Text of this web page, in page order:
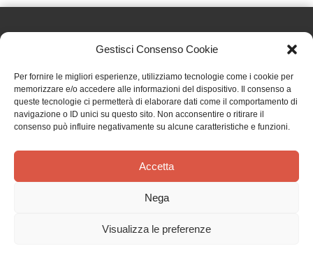
Gestisci Consenso Cookie
Per fornire le migliori esperienze, utilizziamo tecnologie come i cookie per
memorizzare e/o accedere alle informazioni del dispositivo. Il consenso a
queste tecnologie ci permetterà di elaborare dati come il comportamento di
navigazione o ID unici su questo sito. Non acconsentire o ritirare il
consenso può influire negativamente su alcune caratteristiche e funzioni.
Accetta
Nega
Visualizza le preferenze
Effatà Editrice di Pellegrino Paolo SAS
C.F. e P.IVA 09655250018
Via Tre Denti, 1 - 10060 Cantalupa (TO)
Telefono: (+39) 0121 353452 - Fax: (+39) 0121 353839